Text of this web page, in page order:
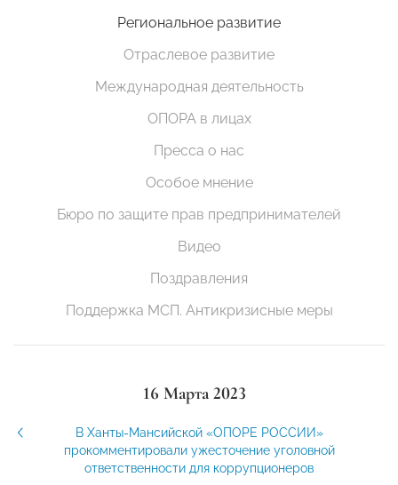
Региональное развитие
Отраслевое развитие
Международная деятельность
ОПОРА в лицах
Пресса о нас
Особое мнение
Бюро по защите прав предпринимателей
Видео
Поздравления
Поддержка МСП. Антикризисные меры
16 Марта 2023
В Ханты-Мансийской «ОПОРЕ РОССИИ»
прокомментировали ужесточение уголовной
ответственности для коррупционеров